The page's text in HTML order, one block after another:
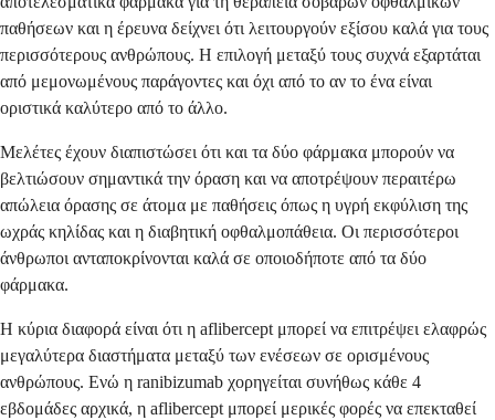
παθήσεων και η έρευνα δείχνει ότι λειτουργούν εξίσου καλά για τους
περισσότερους ανθρώπους. Η επιλογή μεταξύ τους συχνά εξαρτάται
από μεμονωμένους παράγοντες και όχι από το αν το ένα είναι
οριστικά καλύτερο από το άλλο.
Μελέτες έχουν διαπιστώσει ότι και τα δύο φάρμακα μπορούν να
βελτιώσουν σημαντικά την όραση και να αποτρέψουν περαιτέρω
απώλεια όρασης σε άτομα με παθήσεις όπως η υγρή εκφύλιση της
ωχράς κηλίδας και η διαβητική οφθαλμοπάθεια. Οι περισσότεροι
άνθρωποι ανταποκρίνονται καλά σε οποιοδήποτε από τα δύο
φάρμακα.
Η κύρια διαφορά είναι ότι η aflibercept μπορεί να επιτρέψει ελαφρώς
μεγαλύτερα διαστήματα μεταξύ των ενέσεων σε ορισμένους
ανθρώπους. Ενώ η ranibizumab χορηγείται συνήθως κάθε 4
εβδομάδες αρχικά, η aflibercept μπορεί μερικές φορές να επεκταθεί